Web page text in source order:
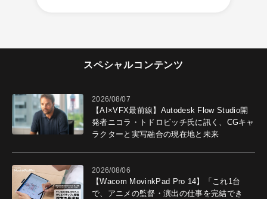
スペシャルコンテンツ
2026/08/07
【AI×VFX最前線】Autodesk Flow Studio開
発者ニコラ・トドロビッチ氏に訊く、CGキャ
ラクターと実写融合の現在地と未来
2026/08/06
【Wacom MovinkPad Pro 14】「これ1台
で、アニメの監督・演出の仕事を完結でき